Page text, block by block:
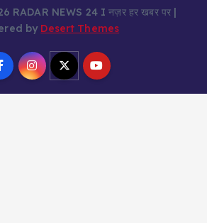
RADAR NEWS 24 I नज़र हर खबर पर |
byDesert Themes